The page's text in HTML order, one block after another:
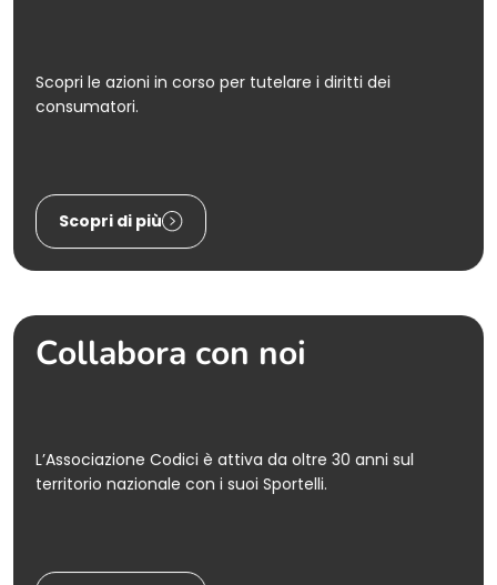
Scopri le azioni in corso per tutelare i diritti dei
consumatori.
Scopri di più
Collabora con noi
L’Associazione Codici è attiva da oltre 30 anni sul
territorio nazionale con i suoi Sportelli.